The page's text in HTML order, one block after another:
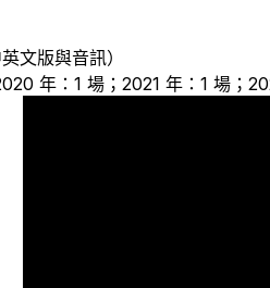
文版與音訊）
年：1 場；2021 年：1 場；